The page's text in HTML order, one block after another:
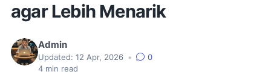
agar Lebih Menarik
Admin
Updated: 12 Apr, 2026 •
0
4 min read